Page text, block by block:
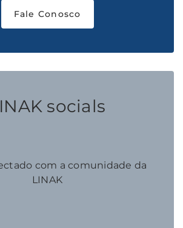
Fale Conosco
socials
com a comunidade da
LINAK